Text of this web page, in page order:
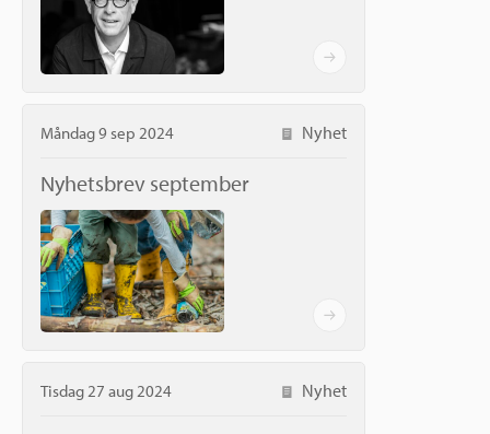
Måndag 9 sep 2024 Nyhet
Nyhetsbrev september
Tisdag 27 aug 2024 Nyhet